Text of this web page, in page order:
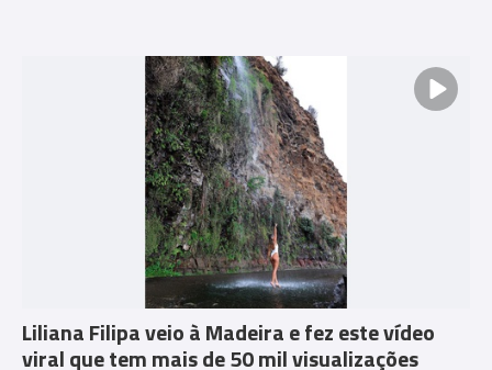
Liliana Filipa veio à Madeira e fez este vídeo
viral que tem mais de 50 mil visualizações